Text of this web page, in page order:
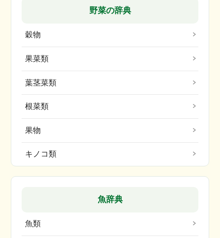
野菜の辞典
穀物
果菜類
葉茎菜類
根菜類
果物
キノコ類
魚辞典
魚類